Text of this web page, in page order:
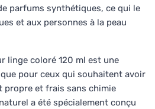
parfums synthétiques, ce qui le
et aux personnes à la peau
linge coloré 120 ml est une
pour ceux qui souhaitent avoir
propre et frais sans chimie
a été spécialement conçu